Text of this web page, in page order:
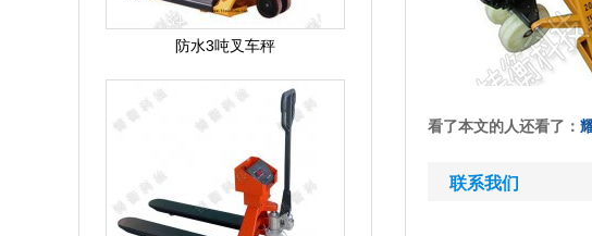
防水3吨叉车秤
看了本文的人还看了：
联系我们